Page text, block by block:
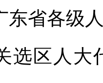
东省各级
选区人大